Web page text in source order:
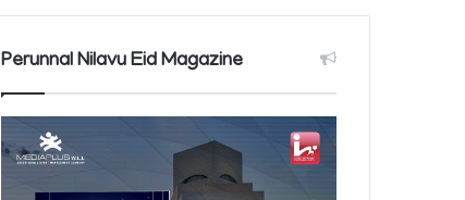
Perunnal Nilavu Eid Magazine